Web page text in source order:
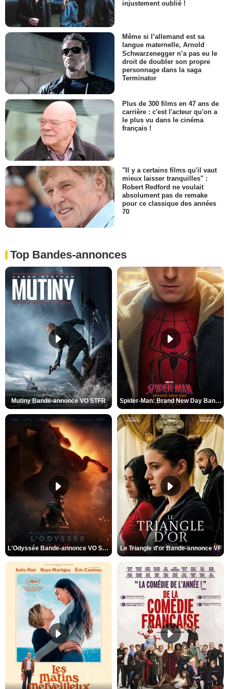
injustement oublié !
Même si l’allemand est sa
langue maternelle, Arnold
Schwarzenegger n’a pas eu le
droit de doubler son propre
personnage dans la saga
Terminator
Plus de 300 films en 47 ans de
carrière : c'est l'acteur qu'on a
le plus vu dans le cinéma
français !
"Il y a certains films qu'il vaut
mieux laisser tranquilles" :
Robert Redford ne voulait
absolument pas de remake
pour ce classique des années
70
Top Bandes-annonces
Mutiny Bande-annonce VO STFR Spider-Man: Brand New Day Bande-annonce VO STFR
L'Odyssée Bande-annonce VO STFR Le Triangle d'or Bande-annonce VF